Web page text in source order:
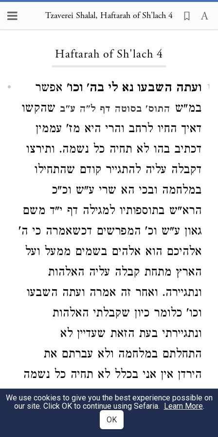
Tzaverei Shalal, Haftarah of Sh'lach 4
Haftarah of Sh'lach 4
1 ועתה השבעו נא לי בה' וכו' אפשר
במ"ש התוס' בסוטה דף ל"ה ע"ב שהקשו
דאיך החיו לרחב והרי היא מז' עממין
דכתיב בהו לא תחיה כל נשמה. ותירצו
דקבלה עליה להתגייר קודם שהתחילו
במלחמה ובכי הא שרי ע"ש וכ"כ
הרא"ש בתוספותיו למגילה דף י"ד משם
גאון ע"ש וכ' המפרשים דכשאמרה כי ה'
אלהיכם הוא אלהים בשמים ממעל ועל
הארץ מתחת קבלה עליה האלהות
ונתגיירה. ואחר זה אמרה ועתה השבעו
וכו' כלומר כיון שקבלתי האלהות
ונתגיירתי בעת הזאת שעדיין לא
התחלתם במלחמה ולא עברתם את
הירדן אין אני בכלל לא תחיה כל נשמה
ויכולים לקבל אותי וזה רמזה בתיבת
ועתה ואמרה השבעו נא עכשיו בעת
We use cookies to give you the best experience possible on
our site. Click OK to continue using Sefaria. Learn More.
OK